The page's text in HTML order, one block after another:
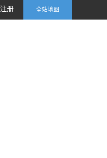
注册 全站地图